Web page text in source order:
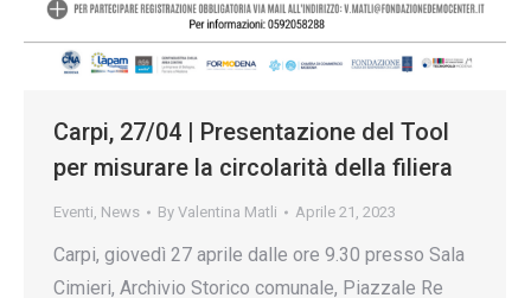
Carpi, 27/04 | Presentazione del Tool
per misurare la circolarità della filiera
Eventi, News By Valentina Matli Aprile 21, 2023
Carpi, giovedì 27 aprile dalle ore 9.30 presso Sala
Cimieri, Archivio Storico comunale, Piazzale Re